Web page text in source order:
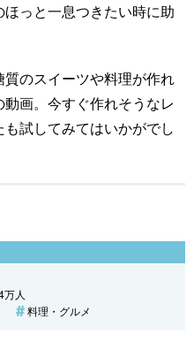
っと一息つきたい時に助
のスイーツや料理が作れ
画。今すぐ作れそうなレ
試してみてはいかがでし
万人
料理・グルメ